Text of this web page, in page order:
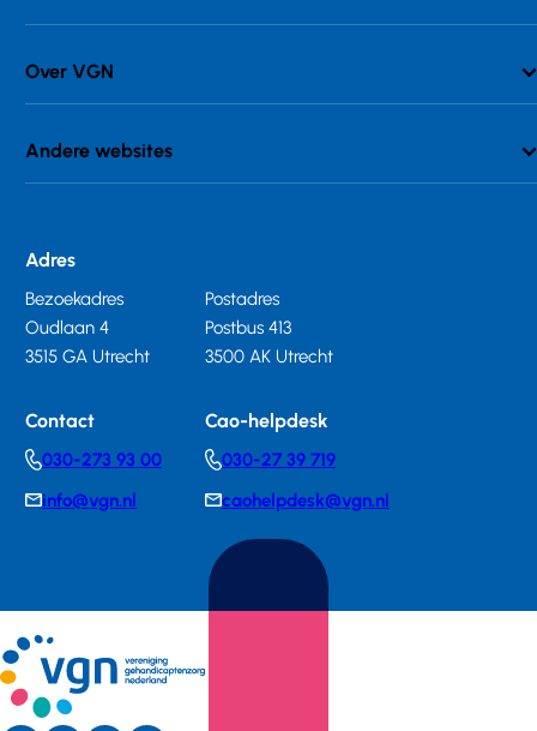
Over VGN
Andere websites
Adres
Bezoekadres
Oudlaan 4
3515 GA Utrecht
Postadres
Postbus 413
3500 AK Utrecht
Contact
Telephonenumber
030-273 93 00
E-info@vgn.nl
Cao-helpdesk
Telephonenumber
030-27 39 719
E-
mail
caohelpdesk@vgn.nl